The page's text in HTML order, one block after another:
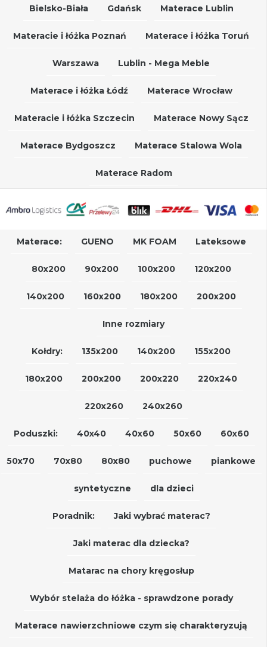
Bielsko-Biała Gdańsk Materace Lublin
Materacie i łóżka Poznań Materace i łóżka Toruń
Warszawa Lublin - Mega Meble
Materace i łóżka Łódź Materace Wrocław
Materacie i łóżka Szczecin Materace Nowy Sącz
Materace Bydgoszcz Materace Stalowa Wola
Materace Radom
Materace: GUENO MK FOAM Lateksowe
80x200 90x200 100x200 120x200
140x200 160x200 180x200 200x200
Inne rozmiary
Kołdry: 135x200 140x200 155x200
180x200 200x200 200x220 220x240
220x260 240x260
Poduszki: 40x40 40x60 50x60 60x60
50x70 70x80 80x80 puchowe piankowe
syntetyczne dla dzieci
Poradnik: Jaki wybrać materac?
Jaki materac dla dziecka?
Matarac na chory kręgosłup
Wybór stelaża do łóżka - sprawdzone porady
Materace nawierzchniowe czym się charakteryzują